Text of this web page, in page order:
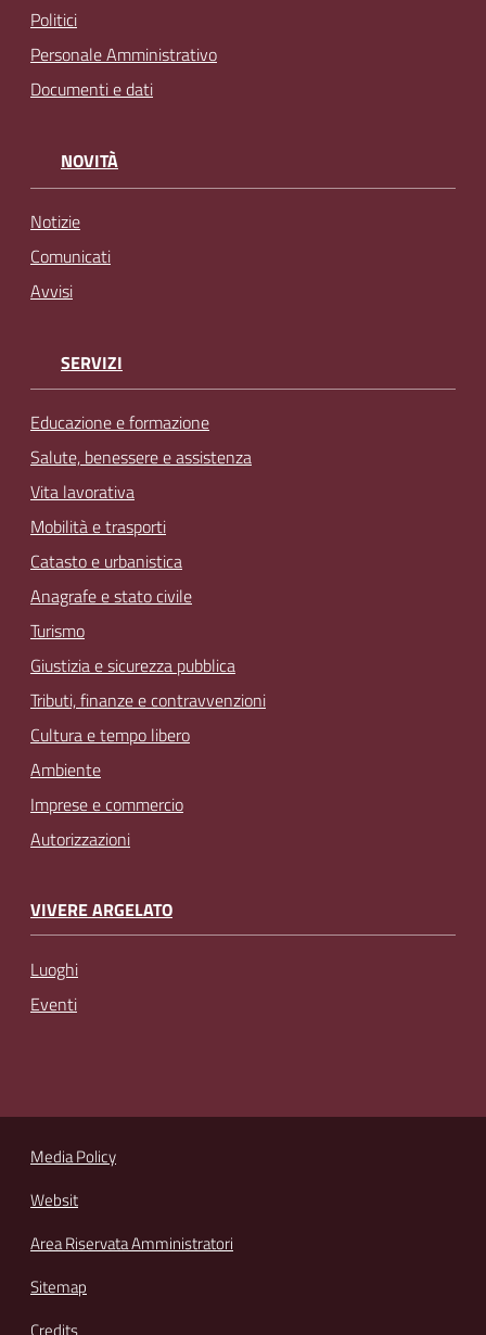
Politici
Personale Amministrativo
Documenti e dati
NOVITÀ
Notizie
Comunicati
Avvisi
SERVIZI
Educazione e formazione
Salute, benessere e assistenza
Vita lavorativa
Mobilità e trasporti
Catasto e urbanistica
Anagrafe e stato civile
Turismo
Giustizia e sicurezza pubblica
Tributi, finanze e contravvenzioni
Cultura e tempo libero
Ambiente
Imprese e commercio
Autorizzazioni
VIVERE ARGELATO
Luoghi
Eventi
Media Policy
Websit
Area Riservata Amministratori
Sitemap
Credits